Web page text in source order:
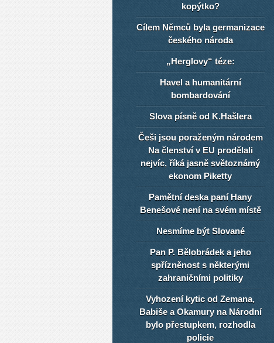
kopýtko?
Cílem Němců byla germanizace
českého národa
„Herglovy“ téze:
Havel a humanitární
bombardování
Slova písně od K.Hašlera
Češi jsou poraženým národem
Na členství v EU prodělali
nejvíc, říká jasně světoznámý
ekonom Piketty
Pamětní deska paní Hany
Benešové není na svém místě
Nesmíme být Slované
Pan P. Bělobrádek a jeho
spřízněnost s některými
zahraničními politiky
Vyhození kytic od Zemana,
Babiše a Okamury na Národní
bylo přestupkem, rozhodla
policie